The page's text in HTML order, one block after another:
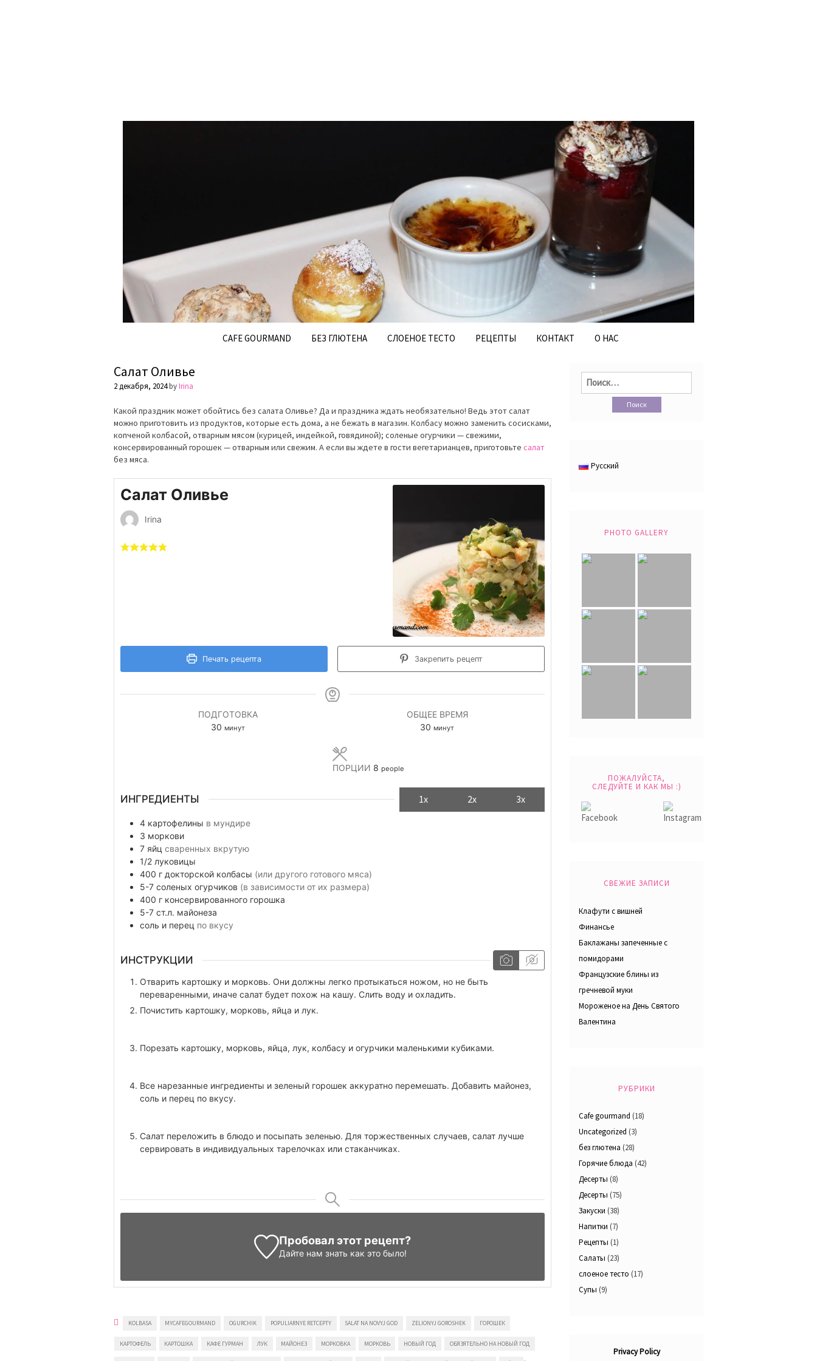
CAFE GOURMAND БЕЗ ГЛЮТЕНА СЛОЕНОЕ ТЕСТО РЕЦЕПТЫ КОНТАКТ О НАС
Салат Оливье
2 декабря, 2024byIrina
Какой праздник может обойтись без салата Оливье? Да и праздника ждать необязательно! Ведь этот салат
можно приготовить из продуктов, которые есть дома, а не бежать в магазин. Колбасу можно заменить сосисками,
копченой колбасой, отварным мясом (курицей, индейкой, говядиной); соленые огурчики — свежими,
консервированный горошек — отварным или свежим. А если вы ждете в гости вегетарианцев, приготовьте салат
без мяса.
Салат Оливье
Irina
Печать рецепта Закрепить рецепт
ПОДГОТОВКА
30 минуты
минут
ОБЩЕЕ ВРЕМЯ
30 минуты
минут
ПОРЦИИ 8 people
ИНГРЕДИЕНТЫ 1x 2x 3x
4 картофелины в мундире
3 моркови
7 яйц сваренных вкрутую
1/2 луковицы
400 г докторской колбасы (или другого готового мяса)
5-7 соленых огурчиков (в зависимости от их размера)
400 г консервированного горошка
5-7 ст.л. майонеза
соль и перец по вкусу
ИНСТРУКЦИИ
Отварить картошку и морковь. Они должны легко протыкаться ножом, но не быть
переваренными, иначе салат будет похож на кашу. Слить воду и охладить.
Почистить картошку, морковь, яйца и лук.
Порезать картошку, морковь, яйца, лук, колбасу и огурчики маленькими кубиками.
Все нарезанные ингредиенты и зеленый горошек аккуратно перемешать. Добавить майонез,
соль и перец по вкусу.
Салат переложить в блюдо и посыпать зеленью. Для торжественных случаев, салат лучше
сервировать в индивидуальных тарелочках или стаканчиках.
Пробовал этот рецепт?
Дайте нам знать как это было!
KOLBASA MYCAFEGOURMAND OGURCHIK POPULIARNYE RETCEPTY SALAT NA NOVYJ GOD ZELIONYJ GOROSHEK ГОРОШЕК
КАРТОФЕЛЬ КАРТОШКА КАФЕ ГУРМАН ЛУК МАЙОНЕЗ МОРКОВКА МОРКОВЬ НОВЫЙ ГОД ОБЯЗЯТЕЛЬНО НА НОВЫЙ ГОД
Найти:
Русский
PHOTO GALLERY
ПОЖАЛУЙСТА,
СЛЕДУЙТЕ И КАК МЫ :)
СВЕЖИЕ ЗАПИСИ
Клафути с вишней
Финансье
Баклажаны запеченные с
помидорами
Французские блины из
гречневой муки
Мороженое на День Святого
Валентина
РУБРИКИ
Cafe gourmand (18)
Uncategorized (3)
без глютена (28)
Горячие блюда (42)
Десерты (8)
Десерты (75)
Закуски (38)
Напитки (7)
Рецепты (1)
Салаты (23)
слоеное тесто (17)
Супы (9)
Privacy Policy